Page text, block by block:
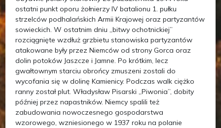
ostatni punkt oporu żołnierzy IV batalionu 1. pułku
strzelców podhalańskich Armii Krajowej oraz partyzantów
sowieckich. W ostatnim dniu „bitwy ochotnickiej”
rozciągnięte wzdłuż grzbietu stanowiska partyzantów
atakowane były przez Niemców od strony Gorca oraz
dolin potoków Jaszcze i Jamne. Po krótkim, lecz
gwałtownym starciu obrońcy zmuszeni zostali do
wycofania się w dolinę Kamienicy. Podczas walk ciężko
ranny został plut. Władysław Pisarski „Piwonia”, dobity
później przez napastników. Niemcy spalili też
zabudowania nowoczesnego gospodarstwa
wzorowego, wzniesionego w 1937 roku na polanie